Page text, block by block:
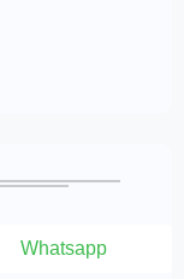
Whatsapp